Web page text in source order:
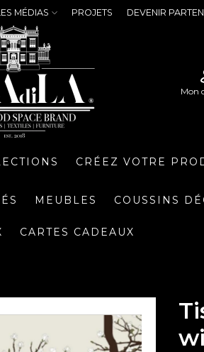
MÉDIAS PROJETS DEVENIR
CRÉEZ VOTRE
MEUBLES COUSSINS
CARTES CADEAUX